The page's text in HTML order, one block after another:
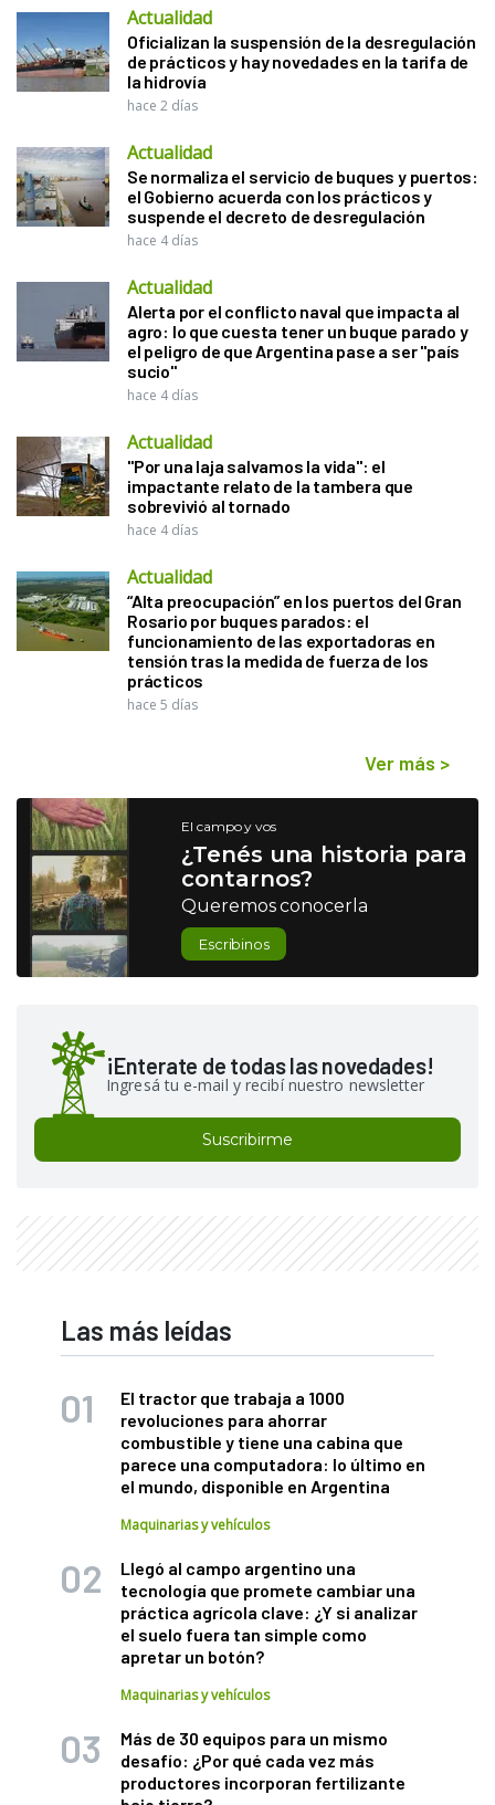
Actualidad
Oficializan la suspensión de la desregulación
de prácticos y hay novedades en la tarifa de
la hidrovía
hace 2 días
Actualidad
Se normaliza el servicio de buques y puertos:
el Gobierno acuerda con los prácticos y
suspende el decreto de desregulación
hace 4 días
Actualidad
Alerta por el conflicto naval que impacta al
agro: lo que cuesta tener un buque parado y
el peligro de que Argentina pase a ser "país
sucio"
hace 4 días
Actualidad
"Por una laja salvamos la vida": el
impactante relato de la tambera que
sobrevivió al tornado
hace 4 días
Actualidad
“Alta preocupación” en los puertos del Gran
Rosario por buques parados: el
funcionamiento de las exportadoras en
tensión tras la medida de fuerza de los
prácticos
hace 5 días
Ver más >
El campo y vos
¿Tenés una historia para
contarnos?
Queremos conocerla
Escribinos
¡Enterate de todas las novedades!
Ingresá tu e-mail y recibí nuestro newsletter
Suscribirme
Las más leídas
El tractor que trabaja a 1000
revoluciones para ahorrar
combustible y tiene una cabina que
parece una computadora: lo último en
el mundo, disponible en Argentina
Maquinarias y vehículos
Llegó al campo argentino una
tecnología que promete cambiar una
práctica agrícola clave: ¿Y si analizar
el suelo fuera tan simple como
apretar un botón?
Maquinarias y vehículos
Más de 30 equipos para un mismo
desafío: ¿Por qué cada vez más
productores incorporan fertilizante